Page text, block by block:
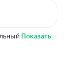
Показать